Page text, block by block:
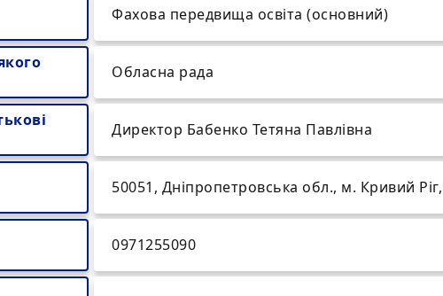
Фахова передвища освіта (основний)
Обласна рада
Директор Бабенко Тетяна Павлівна
50051, Дніпропетровська обл., м. Кривий
0971255090